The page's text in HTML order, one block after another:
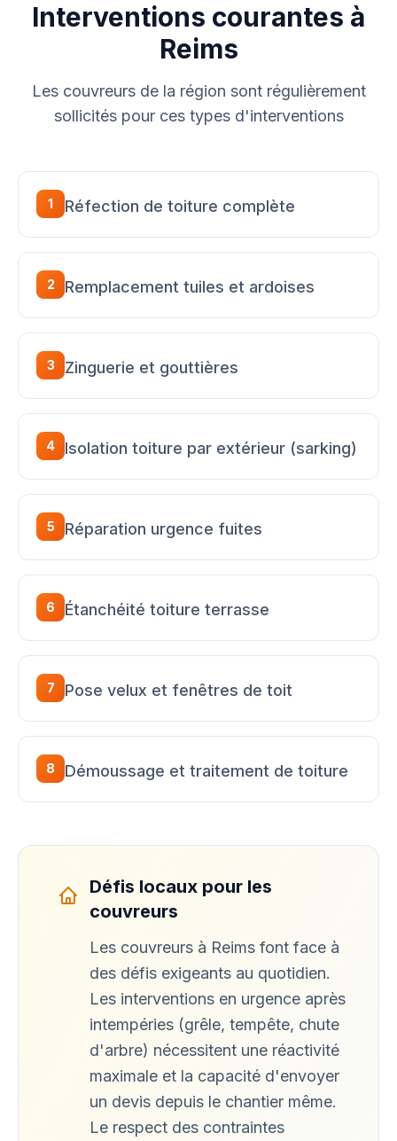
Interventions courantes à
Reims
Les couvreurs de la région sont régulièrement
sollicités pour ces types d'interventions
1 Réfection de toiture complète
2 Remplacement tuiles et ardoises
3 Zinguerie et gouttières
4 Isolation toiture par extérieur (sarking)
5 Réparation urgence fuites
6 Étanchéité toiture terrasse
7 Pose velux et fenêtres de toit
8 Démoussage et traitement de toiture
Défis locaux pour les
couvreurs
Les couvreurs à Reims font face à
des défis exigeants au quotidien.
Les interventions en urgence après
intempéries (grêle, tempête, chute
d'arbre) nécessitent une réactivité
maximale et la capacité d'envoyer
un devis depuis le chantier même.
Le respect des contraintes